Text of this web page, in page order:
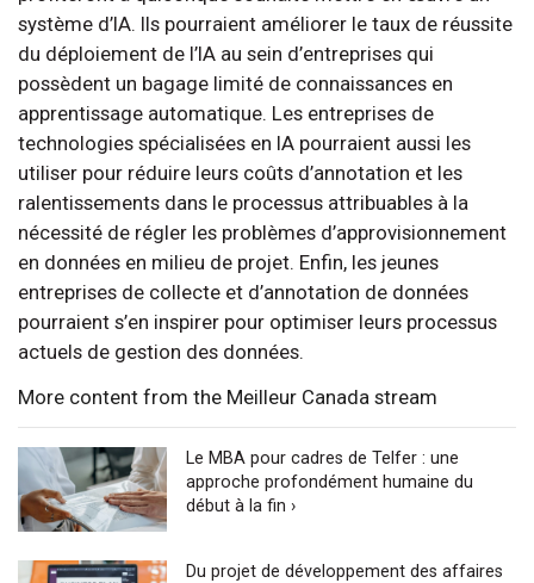
système d’IA. Ils pourraient améliorer le taux de réussite
du déploiement de l’IA au sein d’entreprises qui
possèdent un bagage limité de connaissances en
apprentissage automatique. Les entreprises de
technologies spécialisées en IA pourraient aussi les
utiliser pour réduire leurs coûts d’annotation et les
ralentissements dans le processus attribuables à la
nécessité de régler les problèmes d’approvisionnement
en données en milieu de projet. Enfin, les jeunes
entreprises de collecte et d’annotation de données
pourraient s’en inspirer pour optimiser leurs processus
actuels de gestion des données.
More content from the Meilleur Canada stream
Le MBA pour cadres de Telfer : une
approche profondément humaine du
début à la fin ›
Du projet de développement des affaires